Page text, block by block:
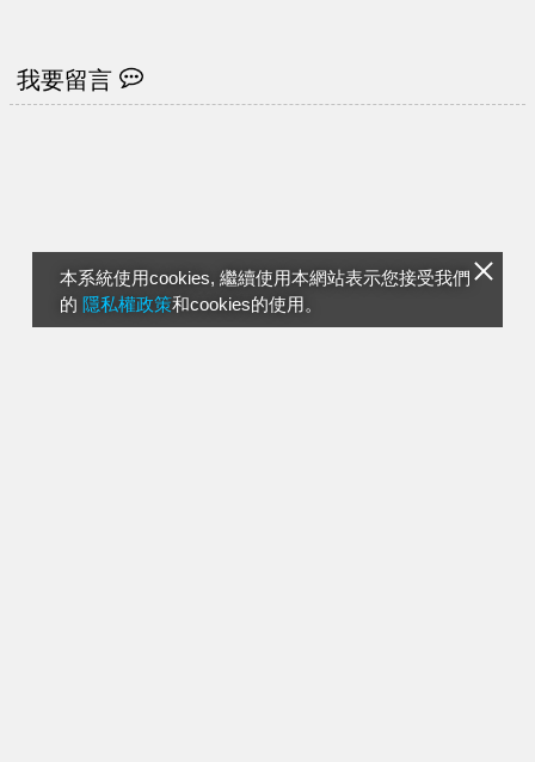
本系統使用cookies, 繼續使用本網站表示您接受我們
的 隱私權政策和cookies的使用。
我要留言